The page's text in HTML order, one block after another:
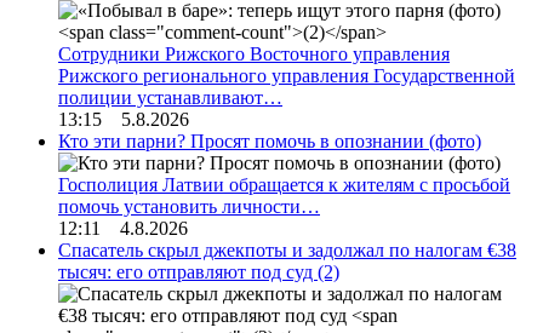
Сотрудники Рижского Восточного управления
Рижского регионального управления Государственной
полиции устанавливают…
13:15 5.8.2026
Кто эти парни? Просят помочь в опознании (фото)
Госполиция Латвии обращается к жителям с просьбой
помочь установить личности…
12:11 4.8.2026
Спасатель скрыл джекпоты и задолжал по налогам €38
тысяч: его отправляют под суд (2)